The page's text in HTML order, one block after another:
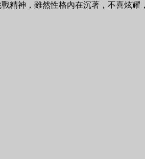
精神，雖然性格內在沉著，不喜炫耀